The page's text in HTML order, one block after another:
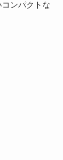
ンパクトな